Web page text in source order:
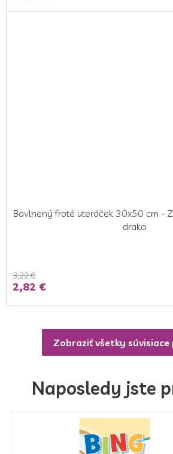
Bavlnený froté uteráček 30x50 cm -
draka
3,22 €
2,82 €
Zobraziť všetky
Naposledy jste